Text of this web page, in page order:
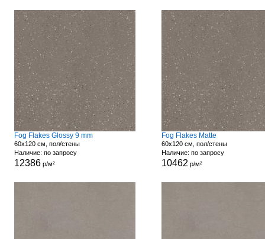
Fog Flakes Glossy 9 mm
60x120 см, пол/стены
Наличие: по запросу
12386р/м²
Fog Flakes Matte
60x120 см, пол/стены
Наличие: по запросу
10462 р/м²